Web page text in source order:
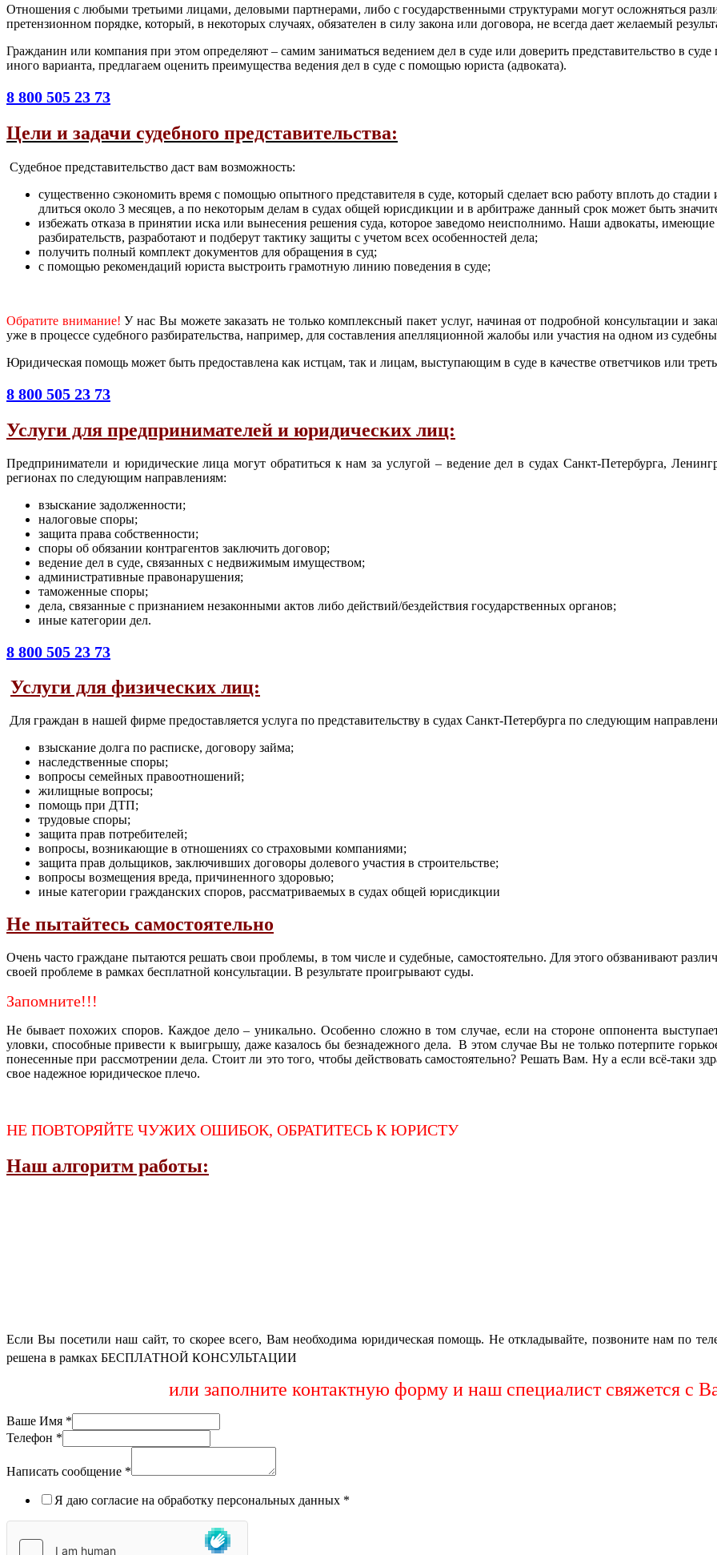
Отношения с любыми третьими лицами, деловыми партнерами, либо с государственными структурами могут осложняться
претензионном порядке, который, в некоторых случаях, обязателен в силу закона или договора, не всегда дает желаемый
Гражданин или компания при этом определяют – самим заниматься ведением дел в суде или доверить представительство в
иного варианта, предлагаем оценить преимущества ведения дел в суде с помощью юриста (адвоката).
8 800 505 23 73
Цели и задачи судебного представительства:
Судебное представительство даст вам возможность:
существенно сэкономить время с помощью опытного представителя в суде, который сделает всю работу вплоть до
длиться около 3 месяцев, а по некоторым делам в судах общей юрисдикции и в арбитраже данный срок может быть
избежать отказа в принятии иска или вынесения решения суда, которое заведомо неисполнимо. Наши адвокаты,
разбирательств, разработают и подберут тактику защиты с учетом всех особенностей дела;
получить полный комплект документов для обращения в суд;
с помощью рекомендаций юриста выстроить грамотную линию поведения в суде;
Обратите внимание! У нас Вы можете заказать не только комплексный пакет услуг, начиная от подробной консультации и
уже в процессе судебного разбирательства, например, для составления апелляционной жалобы или участия на одном из
Юридическая помощь может быть предоставлена как истцам, так и лицам, выступающим в суде в качестве ответчиков или
8 800 505 23 73
Услуги для предпринимателей и юридических лиц:
Предприниматели и юридические лица могут обратиться к нам за услугой – ведение дел в судах Санкт-Петербурга,
регионах по следующим направлениям:
взыскание задолженности;
налоговые споры;
защита права собственности;
споры об обязании контрагентов заключить договор;
ведение дел в суде, связанных с недвижимым имуществом;
административные правонарушения;
таможенные споры;
дела, связанные с признанием незаконными актов либо действий/бездействия государственных органов;
иные категории дел.
8 800 505 23 73
Услуги для физических лиц:
Для граждан в нашей фирме предоставляется услуга по представительству в судах Санкт-Петербурга по следующим
взыскание долга по расписке, договору займа;
наследственные споры;
вопросы семейных правоотношений;
жилищные вопросы;
помощь при ДТП;
трудовые споры;
защита прав потребителей;
вопросы, возникающие в отношениях со страховыми компаниями;
защита прав дольщиков, заключивших договоры долевого участия в строительстве;
вопросы возмещения вреда, причиненного здоровью;
иные категории гражданских споров, рассматриваемых в судах общей юрисдикции
Не пытайтесь самостоятельно
Очень часто граждане пытаются решать свои проблемы, в том числе и судебные, самостоятельно. Для этого обзванивают
своей проблеме в рамках бесплатной консультации. В результате проигрывают суды.
Запомните!!!
Не бывает похожих споров. Каждое дело – уникально. Особенно сложно в том случае, если на стороне оппонента
уловки, способные привести к выигрышу, даже казалось бы безнадежного дела. В этом случае Вы не только потерпите
понесенные при рассмотрении дела. Стоит ли это того, чтобы действовать самостоятельно? Решать Вам. Ну а если всё-таки
свое надежное юридическое плечо.
НЕ ПОВТОРЯЙТЕ ЧУЖИХ ОШИБОК, ОБРАТИТЕСЬ К ЮРИСТУ
Наш алгоритм работы:
Если Вы посетили наш сайт, то скорее всего, Вам необходима юридическая помощь. Не откладывайте, позвоните нам по
решена в рамках БЕСПЛАТНОЙ КОНСУЛЬТАЦИИ
или заполните контактную форму и наш специалист свяжется с
Ваше Имя *
Телефон *
Написать сообщение *
Я даю согласие на обработку персональных данных *